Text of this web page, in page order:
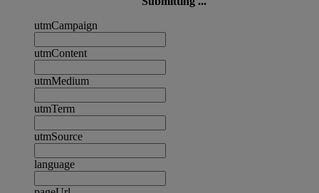
utmCampaign
utmContent
utmMedium
utmTerm
utmSource
language